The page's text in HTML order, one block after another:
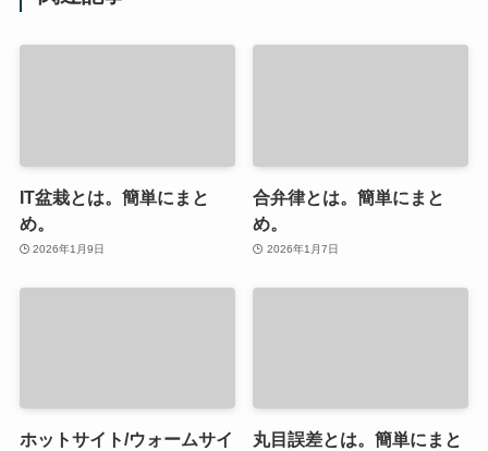
IT盆栽とは。簡単にまと
め。
2026年1月9日
合弁律とは。簡単にまと
め。
2026年1月7日
ホットサイト/ウォームサイ
丸目誤差とは。簡単にまと